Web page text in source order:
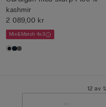
kashmir
2 089,00 kr
Mix&Match 4x3
12 av